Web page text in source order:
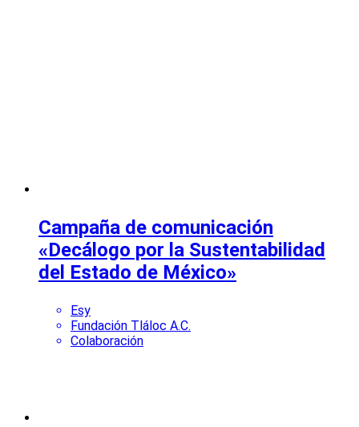
Campaña de comunicación
«Decálogo por la Sustentabilidad
del Estado de México»
Esy
Fundación Tláloc A.C.
Colaboración